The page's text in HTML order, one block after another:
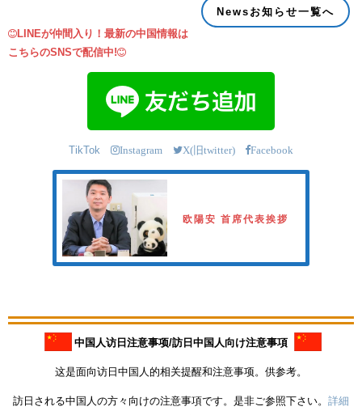
Newsお知らせ一覧へ
LINEが仲間入り！最新の中国情報は
こちらのSNSで配信中!
TikTok Instagram X(旧twitter) Facebook
欧陽安 首席代表挨拶
中国人访日注意事项/訪日中国人向け注意事項
这是面向访日中国人的相关提醒和注意事项。供参考。
訪日される中国人の方々向けの注意事項です。是非ご参照下さい。 詳細